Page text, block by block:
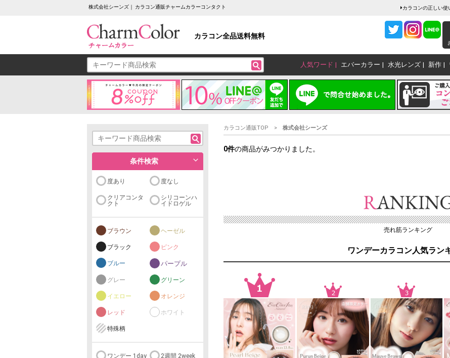
株式会社シーンズ｜ カラコン通販チャームカラーコンタクト カラコンの正しい使
カラコン全品送料無料
人気ワード エバーカラー 水光レンズ 新作
条件検索
度あり 度なし
クリアコンタ
クト
シリコーンハ
イドロゲル
ブラウン ヘーゼル
ブラック ピンク
ブルー パープル
グレー グリーン
イエロー オレンジ
レッド ホワイト
特殊柄
ワンデー 1day 2週間 2week
カラコン通販TOP 株式会社シーンズ
0件の商品がみつかりました。
売れ筋ランキング
ワンデーカラコン人気ラン